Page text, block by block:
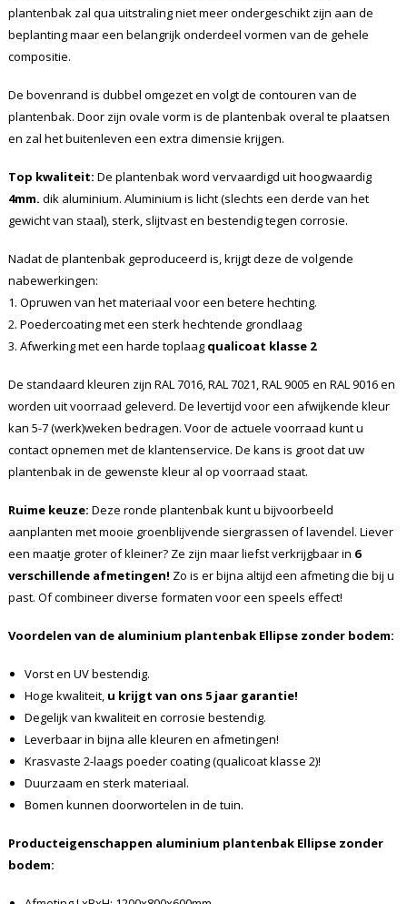
plantenbak zal qua uitstraling niet meer ondergeschikt zijn aan de
beplanting maar een belangrijk onderdeel vormen van de gehele
compositie.
De bovenrand is dubbel omgezet en volgt de contouren van de
plantenbak. Door zijn ovale vorm is de plantenbak overal te plaatsen
en zal het buitenleven een extra dimensie krijgen.
Top kwaliteit: De plantenbak word vervaardigd uit hoogwaardig
4mm. dik aluminium. Aluminium is licht (slechts een derde van het
gewicht van staal), sterk, slijtvast en bestendig tegen corrosie.
Nadat de plantenbak geproduceerd is, krijgt deze de volgende
nabewerkingen:
1. Opruwen van het materiaal voor een betere hechting.
2. Poedercoating met een sterk hechtende grondlaag
3. Afwerking met een harde toplaag qualicoat klasse 2
De standaard kleuren zijn RAL 7016, RAL 7021, RAL 9005 en RAL 9016 en
worden uit voorraad geleverd. De levertijd voor een afwijkende kleur
kan 5-7 (werk)weken bedragen. Voor de actuele voorraad kunt u
contact opnemen met de klantenservice. De kans is groot dat uw
plantenbak in de gewenste kleur al op voorraad staat.
Ruime keuze: Deze ronde plantenbak kunt u bijvoorbeeld
aanplanten met mooie groenblijvende siergrassen of lavendel. Liever
een maatje groter of kleiner? Ze zijn maar liefst verkrijgbaar in 6
verschillende afmetingen! Zo is er bijna altijd een afmeting die bij u
past. Of combineer diverse formaten voor een speels effect!
Voordelen van de aluminium plantenbak Ellipse zonder bodem:
Vorst en UV bestendig.
Hoge kwaliteit, u krijgt van ons 5 jaar garantie!
Degelijk van kwaliteit en corrosie bestendig.
Leverbaar in bijna alle kleuren en afmetingen!
Krasvaste 2-laags poeder coating (qualicoat klasse 2)!
Duurzaam en sterk materiaal.
Bomen kunnen doorwortelen in de tuin.
Producteigenschappen aluminium plantenbak Ellipse zonder
bodem: